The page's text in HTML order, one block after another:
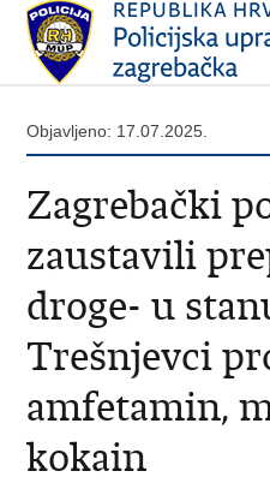
Objavljeno: 17.07.2025.
Zagrebački
zaustavili
droge- u
Trešnjevci
amfetamin,
kokain